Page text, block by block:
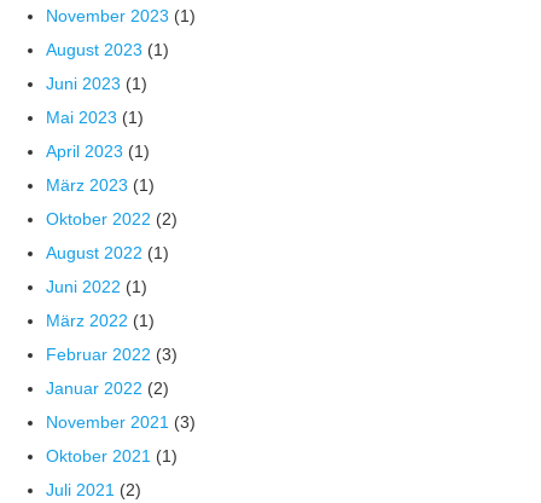
November 2023 (1)
August 2023 (1)
Juni 2023 (1)
Mai 2023 (1)
April 2023 (1)
März 2023 (1)
Oktober 2022 (2)
August 2022 (1)
Juni 2022 (1)
März 2022 (1)
Februar 2022 (3)
Januar 2022 (2)
November 2021 (3)
Oktober 2021 (1)
Juli 2021 (2)